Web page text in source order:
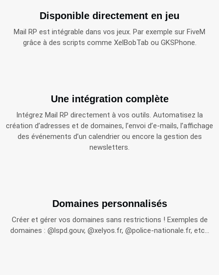
Disponible directement en jeu
Mail RP est intégrable dans vos jeux. Par exemple sur FiveM
grâce à des scripts comme XelBobTab ou GKSPhone.
Une intégration complète
Intégrez Mail RP directement à vos outils. Automatisez la
création d’adresses et de domaines, l’envoi d’e‑mails, l’affichage
des événements d’un calendrier ou encore la gestion des
newsletters.
Domaines personnalisés
Créer et gérer vos domaines sans restrictions ! Exemples de
domaines : @lspd.gouv, @xelyos.fr, @police-nationale.fr, etc...